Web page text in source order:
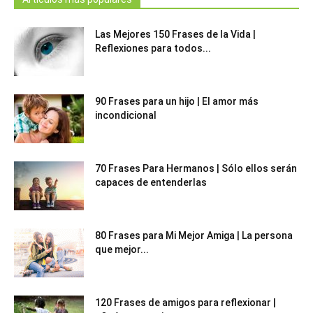
Las Mejores 150 Frases de la Vida |
Reflexiones para todos...
90 Frases para un hijo | El amor más
incondicional
70 Frases Para Hermanos | Sólo ellos serán
capaces de entenderlas
80 Frases para Mi Mejor Amiga | La persona
que mejor...
120 Frases de amigos para reflexionar |